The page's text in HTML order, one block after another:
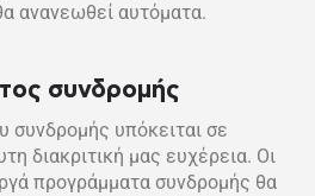
ανανεωθεί αυτόματα.
συνδρομής
συνδρομής υπόκειται σε
διακριτική μας ευχέρεια. Οι
προγράμματα συνδρομής θα